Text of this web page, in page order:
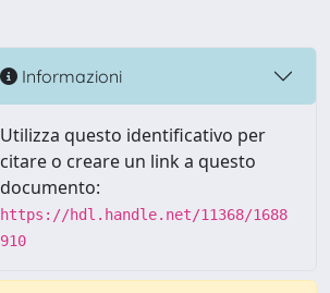
Informazioni
Utilizza questo identificativo per
citare o creare un link a questo
documento:
https://hdl.handle.net/11368/1688
910